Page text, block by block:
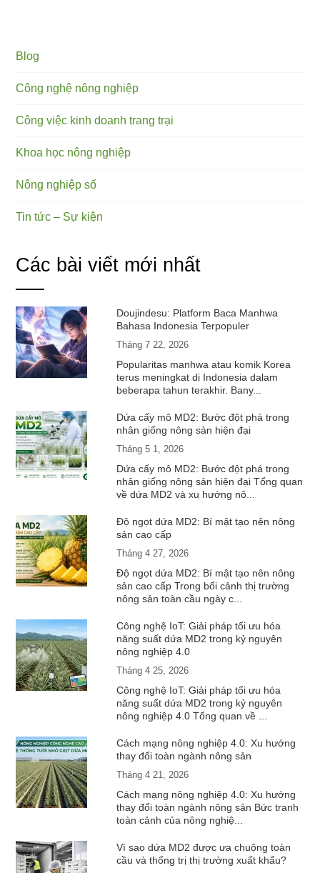
Blog
Công nghệ nông nghiệp
Công việc kinh doanh trang trại
Khoa học nông nghiệp
Nông nghiệp số
Tin tức – Sự kiện
Các bài viết mới nhất
Doujindesu: Platform Baca Manhwa
Bahasa Indonesia Terpopuler
Tháng 7 22, 2026
Popularitas manhwa atau komik Korea
terus meningkat di Indonesia dalam
beberapa tahun terakhir. Bany...
Dứa cấy mô MD2: Bước đột phá trong
nhân giống nông sản hiện đại
Tháng 5 1, 2026
Dứa cấy mô MD2: Bước đột phá trong
nhân giống nông sản hiện đại Tổng quan
về dứa MD2 và xu hướng nô...
Độ ngọt dứa MD2: Bí mật tạo nên nông
sản cao cấp
Tháng 4 27, 2026
Độ ngọt dứa MD2: Bí mật tạo nên nông
sản cao cấp Trong bối cảnh thị trường
nông sản toàn cầu ngày c...
Công nghệ IoT: Giải pháp tối ưu hóa
năng suất dứa MD2 trong kỷ nguyên
nông nghiệp 4.0
Tháng 4 25, 2026
Công nghệ IoT: Giải pháp tối ưu hóa
năng suất dứa MD2 trong kỷ nguyên
nông nghiệp 4.0 Tổng quan về ...
Cách mạng nông nghiệp 4.0: Xu hướng
thay đổi toàn ngành nông sản
Tháng 4 21, 2026
Cách mạng nông nghiệp 4.0: Xu hướng
thay đổi toàn ngành nông sản Bức tranh
toàn cảnh của nông nghiệ...
Vì sao dứa MD2 được ưa chuộng toàn
cầu và thống trị thị trường xuất khẩu?